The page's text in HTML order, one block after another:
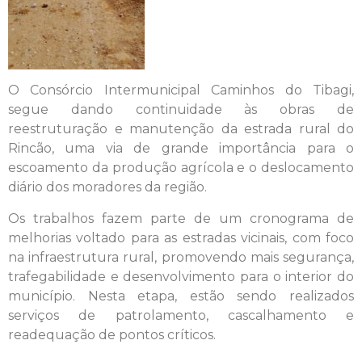
O Consórcio Intermunicipal Caminhos do Tibagi,
segue dando continuidade às obras de
reestruturação e manutenção da estrada rural do
Rincão, uma via de grande importância para o
escoamento da produção agrícola e o deslocamento
diário dos moradores da região.
Os trabalhos fazem parte de um cronograma de
melhorias voltado para as estradas vicinais, com foco
na infraestrutura rural, promovendo mais segurança,
trafegabilidade e desenvolvimento para o interior do
município. Nesta etapa, estão sendo realizados
serviços de patrolamento, cascalhamento e
readequação de pontos críticos.